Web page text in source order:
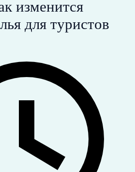
изменится
для туристов